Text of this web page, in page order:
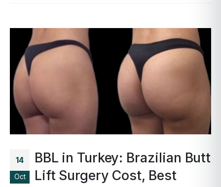
14
Oct
BBL in Turkey: Brazilian Butt
Lift Surgery Cost, Best